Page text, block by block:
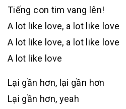
Tiếng con tim vang lên!
A lot like love, a lot like love
A lot like love, a lot like love
A lot like love
Lại gần hơn, lại gần hơn
Lại gần hơn, yeah